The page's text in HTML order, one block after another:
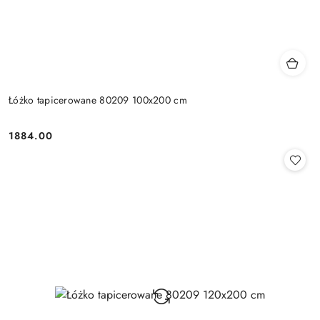
Łóżko tapicerowane 80209 100x200 cm
Cena:
1884.00